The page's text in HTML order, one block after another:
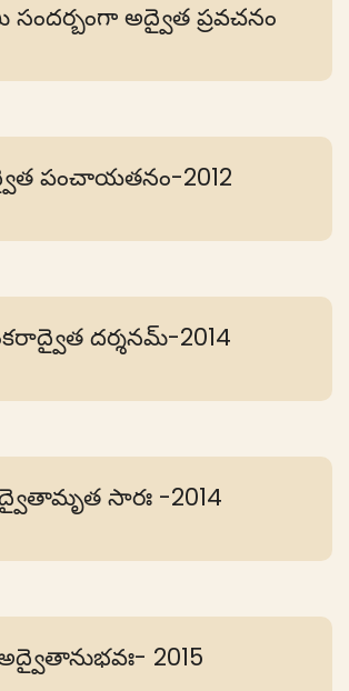
సందర్బంగా అద్వైత ప్రవచనం
పంచాయతనం-2012
దర్శనమ్-2014
సారః -2014
2015